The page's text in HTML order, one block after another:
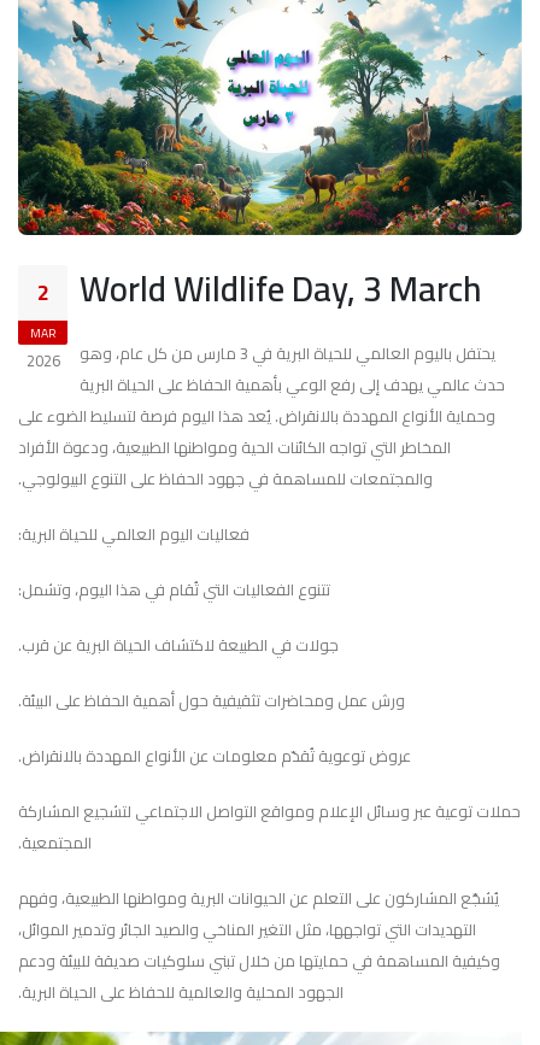
2
MAR
2026
World Wildlife Day, 3 March
يحتفل باليوم العالمي للحياة البرية في 3 مارس من كل عام، وهو
حدث عالمي يهدف إلى رفع الوعي بأهمية الحفاظ على الحياة البرية
وحماية الأنواع المهددة بالانقراض. يُعد هذا اليوم فرصة لتسليط الضوء على
المخاطر التي تواجه الكائنات الحية ومواطنها الطبيعية، ودعوة الأفراد
والمجتمعات للمساهمة في جهود الحفاظ على التنوع البيولوجي.
فعاليات اليوم العالمي للحياة البرية:
تتنوع الفعاليات التي تُقام في هذا اليوم، وتشمل:
جولات في الطبيعة لاكتشاف الحياة البرية عن قرب.
ورش عمل ومحاضرات تثقيفية حول أهمية الحفاظ على البيئة.
عروض توعوية تُقدّم معلومات عن الأنواع المهددة بالانقراض.
حملات توعية عبر وسائل الإعلام ومواقع التواصل الاجتماعي لتشجيع المشاركة
المجتمعية.
يُشجّع المشاركون على التعلم عن الحيوانات البرية ومواطنها الطبيعية، وفهم
التهديدات التي تواجهها، مثل التغير المناخي والصيد الجائر وتدمير الموائل،
وكيفية المساهمة في حمايتها من خلال تبني سلوكيات صديقة للبيئة ودعم
الجهود المحلية والعالمية للحفاظ على الحياة البرية.